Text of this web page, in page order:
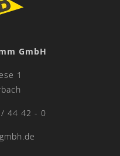
GmbH
1
44 42 - 0